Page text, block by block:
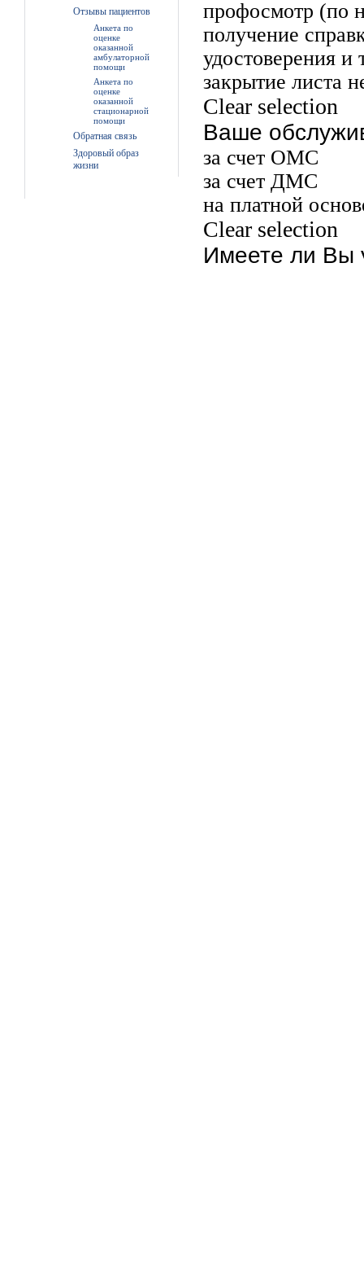
Отзывы пациентов
Анкета по
оценке
оказанной
амбулаторной
помощи
Анкета по
оценке
оказанной
стационарной
помощи
Обратная связь
Здоровый образ
жизни